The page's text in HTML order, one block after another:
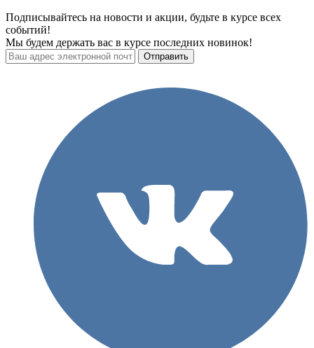
Подписывайтесь на новости и акции, будьте в курсе всех
событий!
Мы будем держать вас в курсе последних новинок!